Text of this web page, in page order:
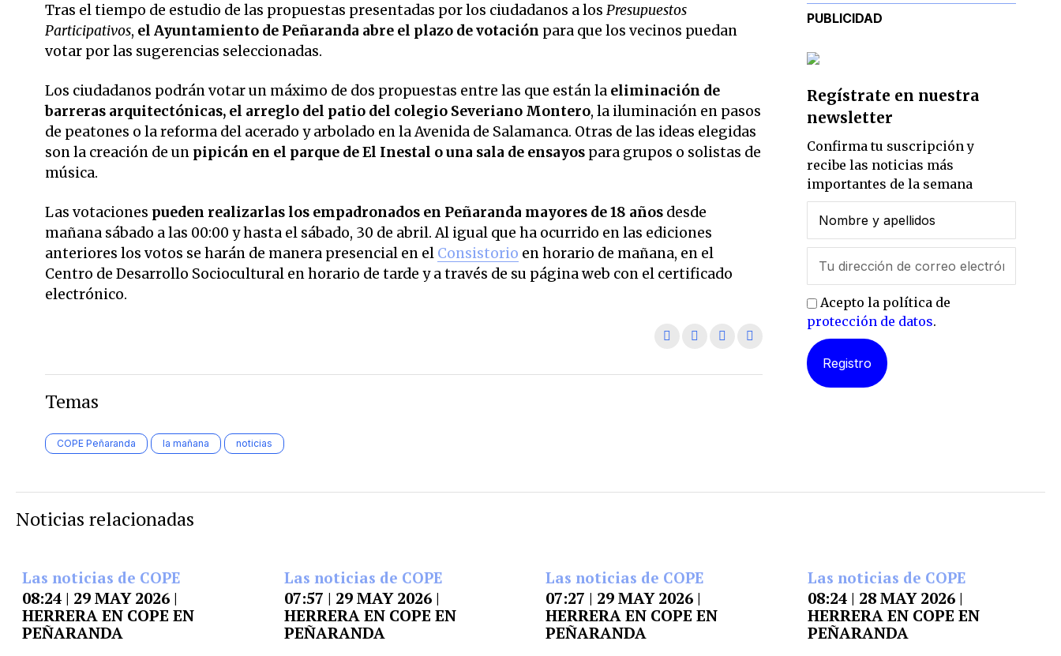
Tras el tiempo de estudio de las propuestas presentadas por los ciudadanos a los Presupuestos
Participativos, el Ayuntamiento de Peñaranda abre el plazo de votación para que los vecinos puedan
votar por las sugerencias seleccionadas.
Los ciudadanos podrán votar un máximo de dos propuestas entre las que están la eliminación de
barreras arquitectónicas, el arreglo del patio del colegio Severiano Montero, la iluminación en pasos
de peatones o la reforma del acerado y arbolado en la Avenida de Salamanca. Otras de las ideas elegidas
son la creación de un pipicán en el parque de El Inestal o una sala de ensayos para grupos o solistas de
música.
Las votaciones pueden realizarlas los empadronados en Peñaranda mayores de 18 años desde
mañana sábado a las 00:00 y hasta el sábado, 30 de abril. Al igual que ha ocurrido en las ediciones
anteriores los votos se harán de manera presencial en el Consistorio en horario de mañana, en el
Centro de Desarrollo Sociocultural en horario de tarde y a través de su página web con el certificado
electrónico.
Temas
COPE Peñaranda la mañana noticias
PUBLICIDAD
Regístrate en nuestra
newsletter
Confirma tu suscripción y
recibe las noticias más
importantes de la semana
Acepto la política de
protección de datos.
Noticias relacionadas
Las noticias de COPE
08:24 | 29 MAY 2026 |
HERRERA EN COPE EN
PEÑARANDA
Las noticias de COPE
07:57 | 29 MAY 2026 |
HERRERA EN COPE EN
PEÑARANDA
Las noticias de COPE
07:27 | 29 MAY 2026 |
HERRERA EN COPE EN
PEÑARANDA
Las noticias de COPE
08:24 | 28 MAY 2026 |
HERRERA EN COPE EN
PEÑARANDA